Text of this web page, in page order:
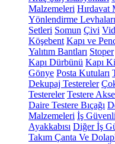
Malzemeleri Hırdavat
Yönlendirme Levhaları
Setleri Somun Çivi
Köşebent Kapı ve
Yalıtım Bantları Stoper
Kapı Dürbünü Kapı
Gönye Posta Kutuları
Dekupaj Testereler
Testereler Testere
Daire Testere Bıçağı
Malzemeleri İş
Ayakkabısı Diğer İş
Takım Çanta Ve